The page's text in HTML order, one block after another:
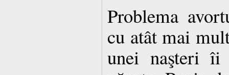
Problema
cu atât mai
unei naşteri